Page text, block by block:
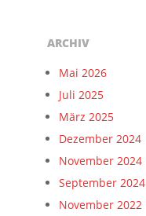
ARCHIV
Mai 2026
Juli 2025
März 2025
Dezember 2024
November 2024
September 2024
November 2022